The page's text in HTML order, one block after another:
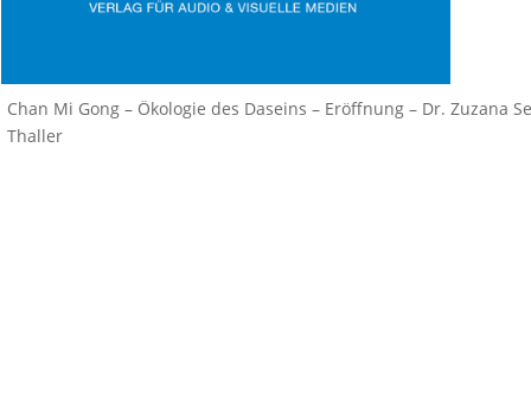
Chan Mi Gong – Ökologie des Daseins – Eröffnung – Dr. Zuzana
Thaller